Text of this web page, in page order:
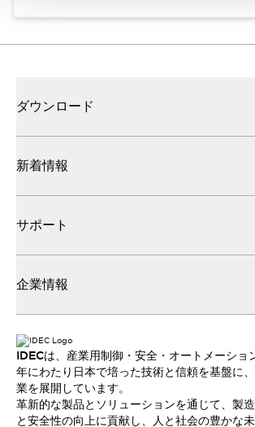
ダウンロード
新着情報
サポート
企業情報
IDECは、産業用制御・安全・オートメーショ
年にわたり日本で培った技術と信頼を基盤に
業を展開しています。
革新的な製品とソリューションを通じて、製
と安全性の向上に貢献し、人と社会の豊かな